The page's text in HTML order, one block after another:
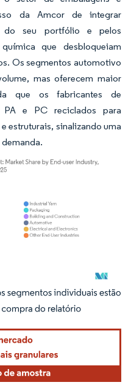
da Amcor de integrar
do seu portfólio e pelos
que desbloqueiam
Os segmentos automotivo
mas oferecem maior
que os fabricantes de
PA e PC reciclados para
estruturais, sinalizando uma
atribuição conforme CC BY 4.0.